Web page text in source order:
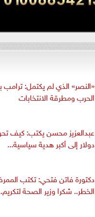
«النصر» الذي لم يكتمل:
الحرب ومطرقة الانتخابات
دولار إلى أكبر هدية سياسية...
دكتورة فاتن فتحي: تكتب
الخطر.. شكرا وزير الصحة